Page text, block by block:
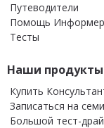
Путеводители
Помощь Информер
Тесты
Наши продукты
Купить
Записаться на
Большой тест-